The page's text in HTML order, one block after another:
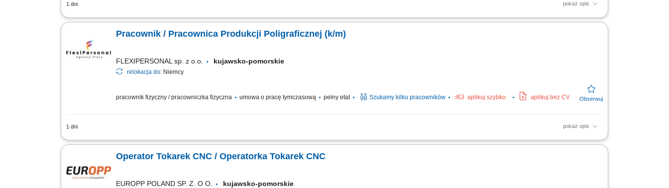
1 dni pokaż opis
Twoje zadania Obsługa i ustawianie maszyn produkcyjnych wykorzystywanych do produkcji kartonów; Przygotowywanie maszyn do realizacji zleceń produkcyjnych;
Pracownik / Pracownica Produkcji Poligraficznej (k/m)
FLEXIPERSONAL sp. z o.o. kujawsko-pomorskie
relokacja do: Niemcy
pracownik fizyczny / pracowniczka fizyczna umowa o pracę tymczasową pełny etat Szukamy kilku pracowników aplikuj szybko aplikuj bez CV
1 dni pokaż opis
Opis stanowiska Obsługa oraz przygotowywanie maszyn do produkcji kartonów. Kontrolowanie parametrów pracy urządzeń i jakości wykonywanych elementów.
Operator Tokarek CNC / Operatorka Tokarek CNC
EUROPP POLAND SP. Z. O O. kujawsko-pomorskie